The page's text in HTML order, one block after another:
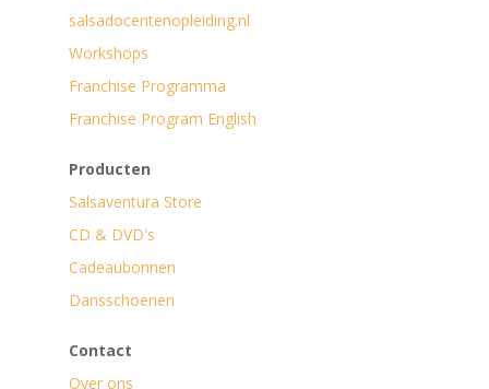
salsadocentenopleiding.nl
Workshops
Franchise Programma
Franchise Program English
Producten
Salsaventura Store
CD & DVD's
Cadeaubonnen
Dansschoenen
Contact
Over ons